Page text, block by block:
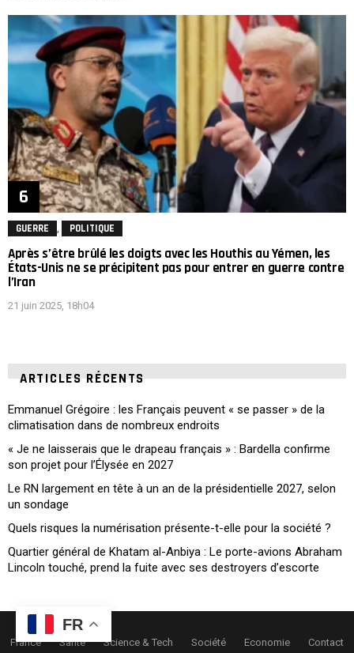
GUERRE POLITIQUE
Après s’être brûlé les doigts avec les Houthis au Yémen, les
États-Unis ne se précipitent pas pour entrer en guerre contre
l’Iran
21 juin 2025, 18h04
ARTICLES RÉCENTS
Emmanuel Grégoire : les Français peuvent « se passer » de la
climatisation dans de nombreux endroits
« Je ne laisserais que le drapeau français » : Bardella confirme
son projet pour l’Élysée en 2027
Le RN largement en tête à un an de la présidentielle 2027, selon
un sondage
Quels risques la numérisation présente-t-elle pour la société ?
Quartier général de Khatam al-Anbiya : Le porte-avions Abraham
Lincoln touché, prend la fuite avec ses destroyers d’escorte
France Santé Science & Tech Société Economie Contact
FR